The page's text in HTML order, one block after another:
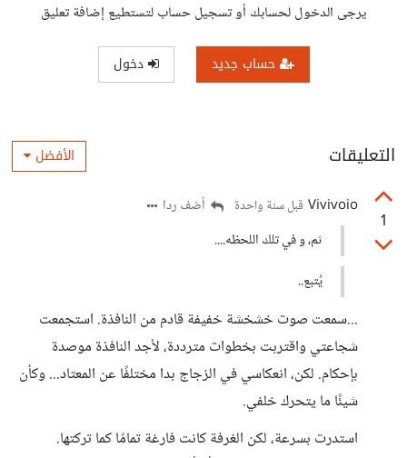
يرجى الدخول لحسابك أو تسجيل حساب لتستطيع إضافة تعليق
حساب جديد دخول
التعليقات الأفضل
1
Vivivoio قبل سنة واحدة
أضف ردا
ثم، و في تلك اللحظه....
يُتبع..
...سمعت صوت خشخشة خفيفة قادم من النافذة. استجمعت
شجاعتي واقتربت بخطوات مترددة، لأجد النافذة موصدة
بإحكام. لكن، انعكاسي في الزجاج بدا مختلفًا عن المعتاد... وكأن
شيئًا ما يتحرك خلفي.
استدرت بسرعة، لكن الغرفة كانت فارغة تمامًا كما تركتها.